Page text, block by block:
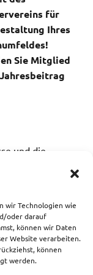
wir Technologien wie
oder darauf
können wir Daten
Website verarbeiten.
können
werden.
für
Ihres
Sie Mitglied
Jahresbeitrag
und die
zu werden?
aus. Wir
auf
auch